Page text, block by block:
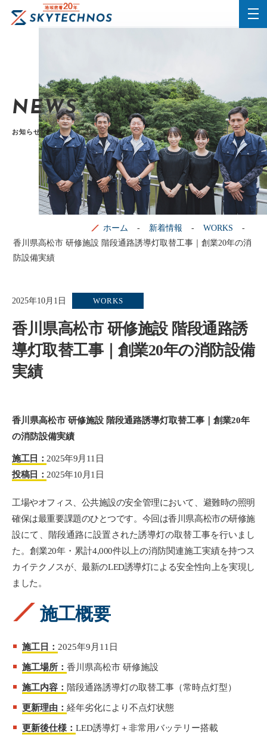
NEWS
お知らせ
ホーム 新着情報
WORKS
香川県高松市 研修施設 階段通路誘導灯取替工事｜創業20年の消
防設備実績
2025年10月1日 WORKS
香川県高松市 研修施設 階段通路誘
導灯取替工事｜創業20年の消防設備
実績
香川県高松市 研修施設 階段通路誘導灯取替工事｜創業20年
の消防設備実績
施工日： 2025年9月11日
投稿日： 2025年10月1日
工場やオフィス、公共施設の安全管理において、避難時の照明
確保は最重要課題のひとつです。今回は香川県高松市の研修施
設にて、階段通路に設置された誘導灯の取替工事を行いまし
た。創業20年・累計4,000件以上の消防関連施工実績を持つス
カイテクノスが、最新のLED誘導灯による安全性向上を実現し
ました。
施工概要
施工日： 2025年9月11日
施工場所：香川県高松市 研修施設
施工内容： 階段通路誘導灯の取替工事（常時点灯型）
更新理由：経年劣化により不点灯状態
更新後仕様：LED誘導灯＋非常用バッテリー搭載